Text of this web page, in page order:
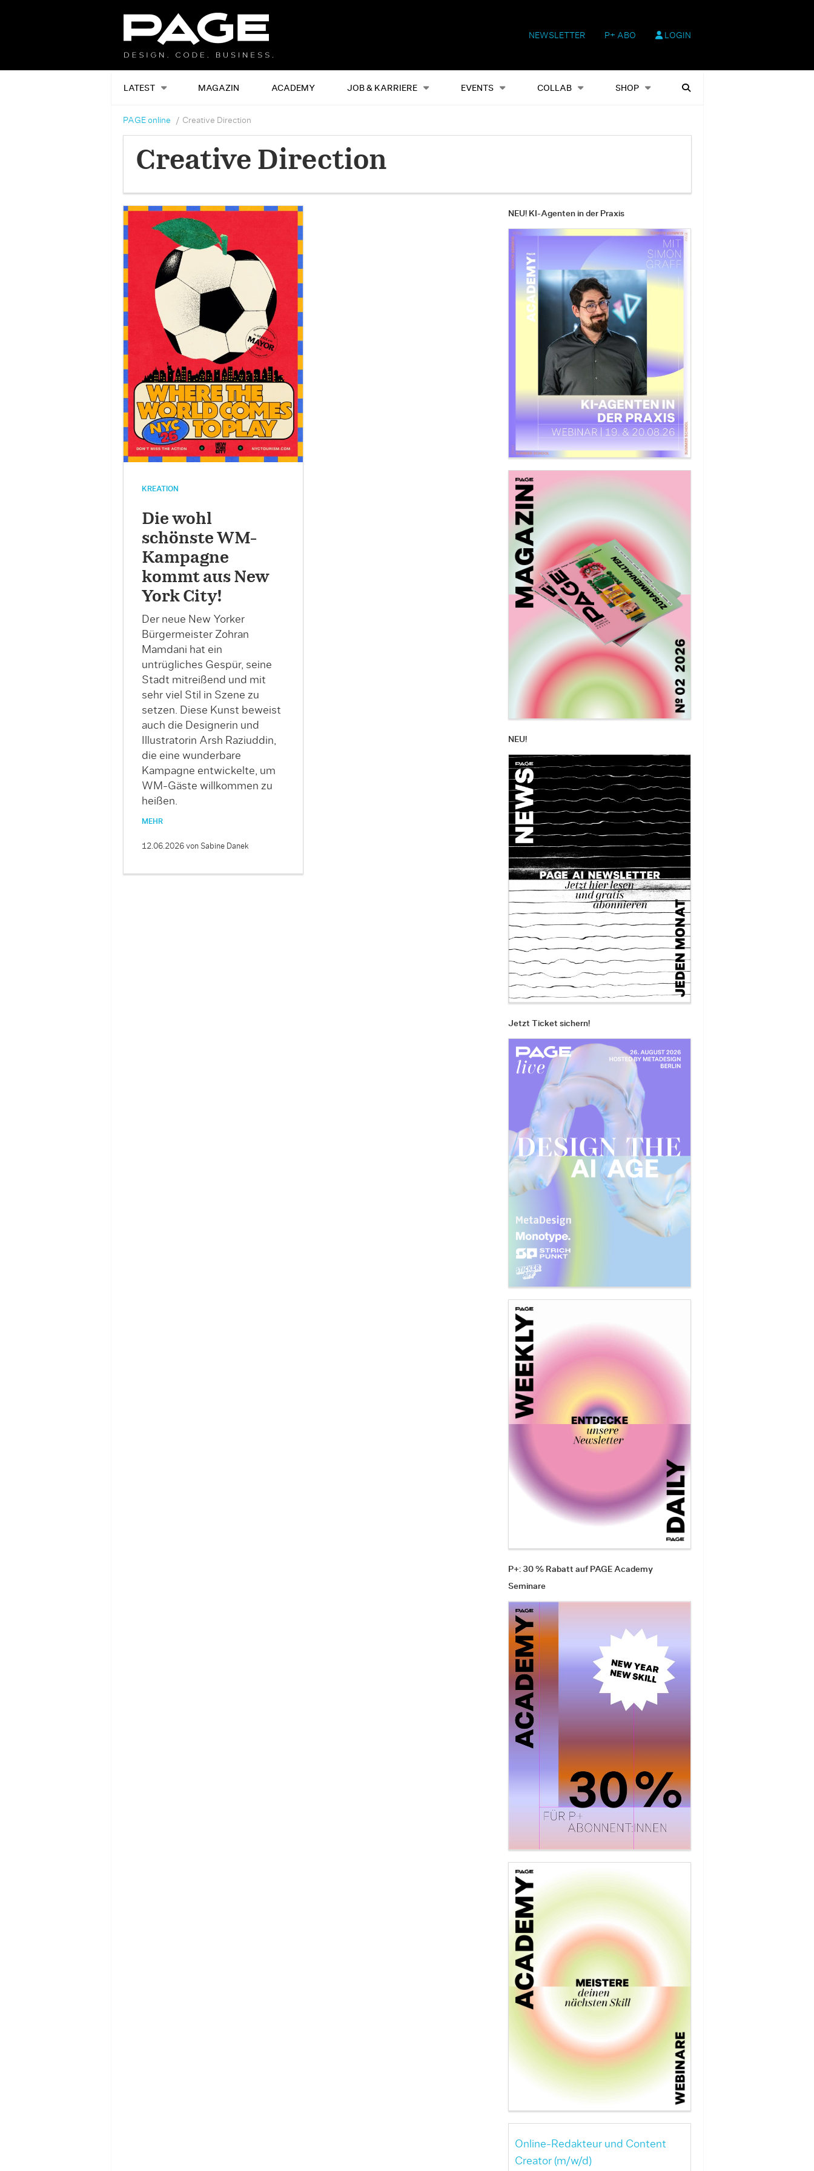
NEWSLETTER P+ ABO LOGIN
LATEST MAGAZIN ACADEMY JOB & KARRIERE EVENTS COLLAB SHOP
Alles Events Shop Heftausgaben Suchen
PAGE online Creative Direction
Creative Direction
KREATION
Die wohl
schönste WM-
Kampagne
kommt aus New
York City!
Der neue New Yorker
Bürgermeister Zohran
Mamdani hat ein
untrügliches Gespür, seine
Stadt mitreißend und mit
sehr viel Stil in Szene zu
setzen. Diese Kunst beweist
auch die Designerin und
Illustratorin Arsh Raziuddin,
die eine wunderbare
Kampagne entwickelte, um
WM-Gäste willkommen zu
heißen.
MEHR
12.06.2026 von Sabine Danek
NEU! KI-Agenten in der Praxis
NEU!
Jetzt Ticket sichern!
P+: 30 % Rabatt auf PAGE Academy
Seminare
Online-Redakteur und Content
Creator (m/w/d)